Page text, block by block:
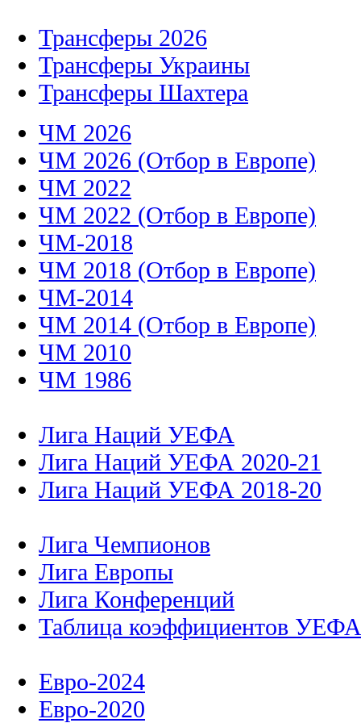
Трансферы 2026
Трансферы Украины
Трансферы Шахтера
ЧМ 2026
ЧМ 2026 (Отбор в Европе)
ЧМ 2022
ЧМ 2022 (Отбор в Европе)
ЧМ-2018
ЧМ 2018 (Отбор в Европе)
ЧМ-2014
ЧМ 2014 (Отбор в Европе)
ЧМ 2010
ЧМ 1986
Лига Наций УЕФА
Лига Наций УЕФА 2020-21
Лига Наций УЕФА 2018-20
Лига Чемпионов
Лига Европы
Лига Конференций
Таблица коэффициентов УЕФА
Евро-2024
Евро-2020